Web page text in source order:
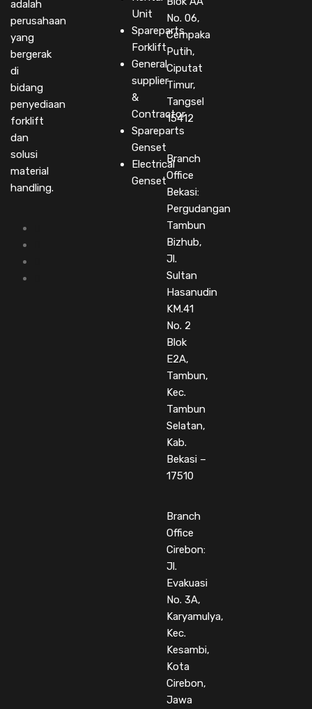
adalah
perusahaan
yang
bergerak
di
bidang
penyediaan
forklift
dan
solusi
material
handling.
Unit
Spareparts
Forklift
General
supplier
&
Contractor
Spareparts
Genset
Electrical
Genset
No. 06,
Cempaka
Putih,
Ciputat
Timur,
Tangsel
15412
Branch
Office
Bekasi:
Pergudangan
Tambun
Bizhub,
Jl.
Sultan
Hasanudin
KM.41
No. 2
Blok
E2A,
Tambun,
Kec.
Tambun
Selatan,
Kab.
Bekasi –
17510
Branch
Office
Cirebon:
Jl.
Evakuasi
No. 3A,
Karyamulya,
Kec.
Kesambi,
Kota
Cirebon,
Jawa